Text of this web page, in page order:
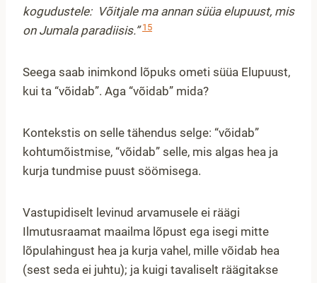
kogudustele: Võitjale ma annan süüa elupuust, mis
on Jumala paradiisis.” 15
Seega saab inimkond lõpuks ometi süüa Elupuust,
kui ta “võidab”. Aga “võidab” mida?
Kontekstis on selle tähendus selge: “võidab”
kohtumõistmise, “võidab” selle, mis algas hea ja
kurja tundmise puust söömisega.
Vastupidiselt levinud arvamusele ei räägi
Ilmutusraamat maailma lõpust ega isegi mitte
lõpulahingust hea ja kurja vahel, mille võidab hea
(sest seda ei juhtu); ja kuigi tavaliselt räägitakse